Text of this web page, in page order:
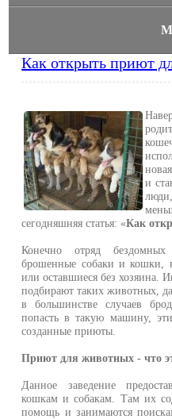
Как открыть приют
и
сегодняшняя статья: «Как
Конечно отряд
брошенные собаки и кошки,
или оставшиеся без хозяина.
подбирают таких животных,
в большинстве случаев
попасть в такую машину,
созданные приюты.
Приют для животных - что
Данное заведение
кошкам и собакам. Там их
помощь и занимаются